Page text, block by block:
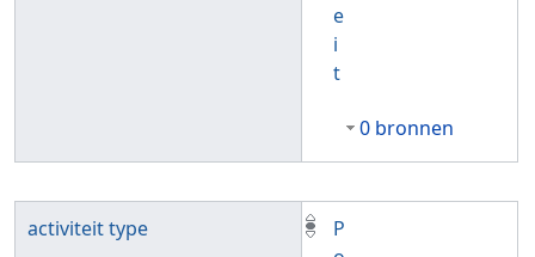
e
i
t
0 bronnen
activiteit type
P